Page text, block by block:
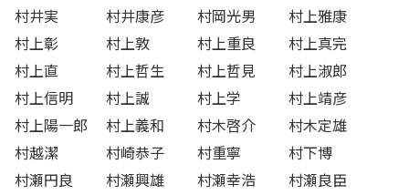
村井実
村井康彦 村岡光男
村上雅康
村上彰
村上敦 村上重良
村上真完
村上直
村上哲生 村上哲見
村上淑郎
村上信明
村上誠 村上学
村上靖彦
村上陽一郎
村上義和 村木啓介
村木定雄
村越潔
村崎恭子 村重寧
村下博
村瀬円良
村瀬興雄 村瀬幸浩
村瀬良臣